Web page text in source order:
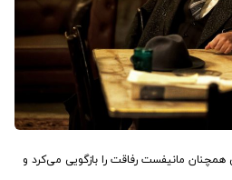
مانیفست رفاقت را بازگویی می‌کرد و